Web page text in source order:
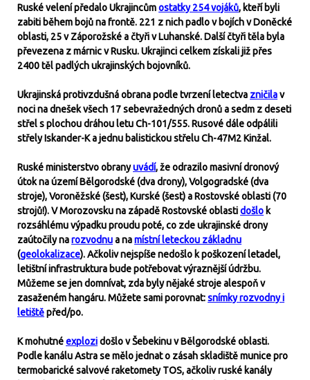
Ruské velení předalo Ukrajincůmostatky 254 vojáků, kteří byli
zabiti během bojů na frontě. 221 z nich padlo v bojích v Doněcké
oblasti, 25 v Záporožské a čtyři v Luhanské. Další čtyři těla byla
převezena z márnic v Rusku. Ukrajinci celkem získali již přes
2400 těl padlých ukrajinských bojovníků.
Ukrajinská protivzdušná obrana podle tvrzení letectva zničilav
noci na dnešek všech 17 sebevražedných dronů a sedm z deseti
střel s plochou dráhou letu Ch-101/555. Rusové dále odpálili
střely Iskander-K a jednu balistickou střelu Ch-47M2 Kinžal.
Ruské ministerstvo obranyuvádí, že odrazilo masivní dronový
útok na území Bělgorodské (dva drony), Volgogradské (dva
stroje), Voroněžské (šest), Kurské (šest) a Rostovské oblasti (70
strojů!). V Morozovsku na západě Rostovské oblastidošlo k
rozsáhlému výpadku proudu poté, co zde ukrajinské drony
zaútočily narozvodnua namístní leteckou základnu
(geolokalizace). Ačkoliv nejspíše nedošlo k poškození letadel,
letištní infrastruktura bude potřebovat výraznější údržbu.
Můžeme se jen domnívat, zda byly nějaké stroje alespoň v
zasaženém hangáru. Můžete sami porovnat:snímky rozvodny i
letištěpřed/po.
K mohutnéexplozidošlo v Šebekinu v Bělgorodské oblasti.
Podle kanálu Astra se mělo jednat o zásah skladiště munice pro
termobarické salvové raketomety TOS, ačkoliv ruské kanály